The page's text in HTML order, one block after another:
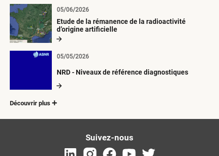
Etude de la rémanence de la radioactivité
d’origine artificielle
05/06/2026
NRD - Niveaux de référence diagnostiques
05/05/2026
Découvrir plus
Suivez-nous